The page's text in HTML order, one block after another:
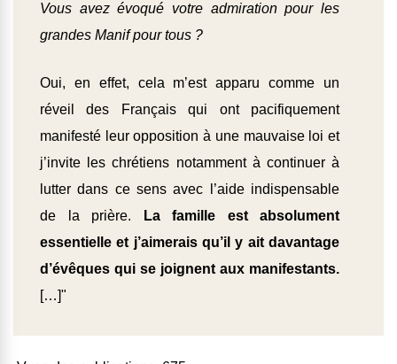
Vous avez évoqué votre admiration pour les
grandes Manif pour tous ?
Oui, en effet, cela m’est apparu comme un
réveil des Français qui ont pacifiquement
manifesté leur opposition à une mauvaise loi et
j’invite les chrétiens notamment à continuer à
lutter dans ce sens avec l’aide indispensable
de la prière. La famille est absolument
essentielle et j’aimerais qu’il y ait davantage
d’évêques qui se joignent aux manifestants.
[…]"